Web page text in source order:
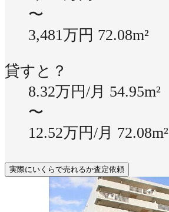
〜
3,481万円 72.08m²
貸すと？
8.32万円/月 54.95m²
〜
12.52万円/月 72.08m²
実際にいくらで売れるか査定依頼